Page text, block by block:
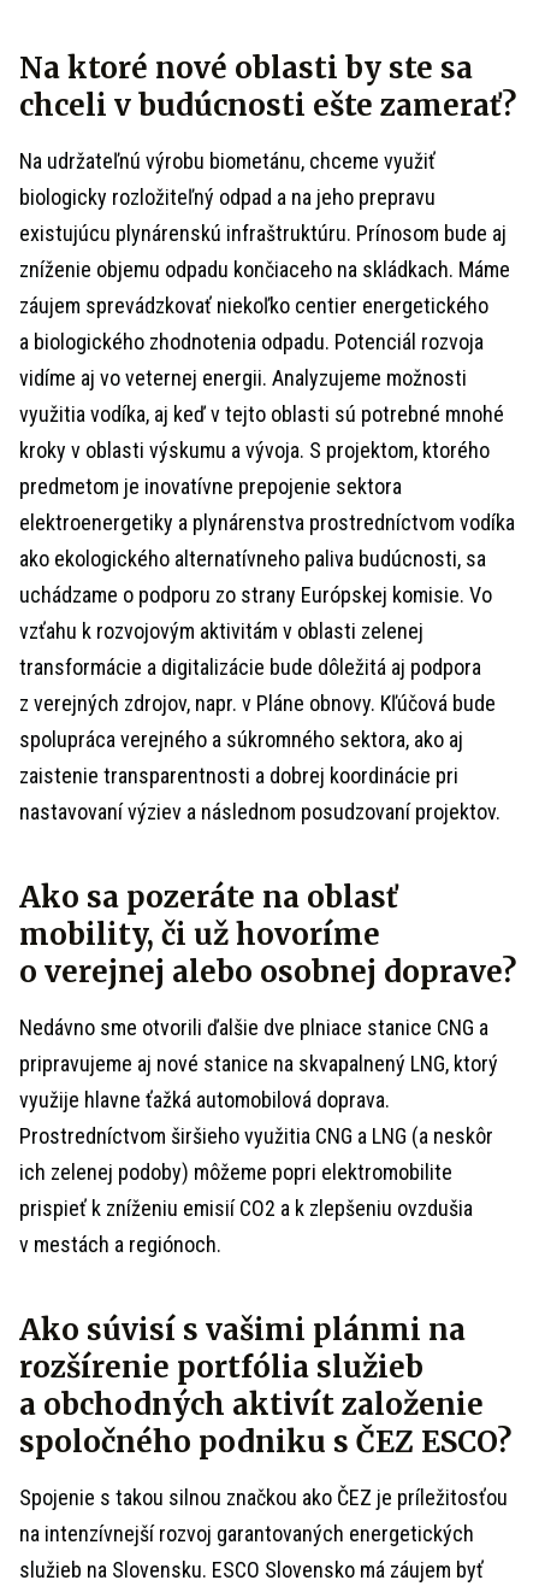
Na ktoré nové oblasti by ste sa
chceli v budúcnosti ešte zamerať?
Na udržateľnú výrobu biometánu, chceme využiť
biologicky rozložiteľný odpad a na jeho prepravu
existujúcu plynárenskú infraštruktúru. Prínosom bude aj
zníženie objemu odpadu končiaceho na skládkach. Máme
záujem sprevádzkovať niekoľko centier energetického
a biologického zhodnotenia odpadu. Potenciál rozvoja
vidíme aj vo veternej energii. Analyzujeme možnosti
využitia vodíka, aj keď v tejto oblasti sú potrebné mnohé
kroky v oblasti výskumu a vývoja. S projektom, ktorého
predmetom je inovatívne prepojenie sektora
elektroenergetiky a plynárenstva prostredníctvom vodíka
ako ekologického alternatívneho paliva budúcnosti, sa
uchádzame o podporu zo strany Európskej komisie. Vo
vzťahu k rozvojovým aktivitám v oblasti zelenej
transformácie a digitalizácie bude dôležitá aj podpora
z verejných zdrojov, napr. v Pláne obnovy. Kľúčová bude
spolupráca verejného a súkromného sektora, ako aj
zaistenie transparentnosti a dobrej koordinácie pri
nastavovaní výziev a následnom posudzovaní projektov.
Ako sa pozeráte na oblasť
mobility, či už hovoríme
o verejnej alebo osobnej doprave?
Nedávno sme otvorili ďalšie dve plniace stanice CNG a
pripravujeme aj nové stanice na skvapalnený LNG, ktorý
využije hlavne ťažká automobilová doprava.
Prostredníctvom širšieho využitia CNG a LNG (a neskôr
ich zelenej podoby) môžeme popri elektromobilite
prispieť k zníženiu emisií CO2 a k zlepšeniu ovzdušia
v mestách a regiónoch.
Ako súvisí s vašimi plánmi na
rozšírenie portfólia služieb
a obchodných aktivít založenie
spoločného podniku s ČEZ ESCO?
Spojenie s takou silnou značkou ako ČEZ je príležitosťou
na intenzívnejší rozvoj garantovaných energetických
služieb na Slovensku. ESCO Slovensko má záujem byť